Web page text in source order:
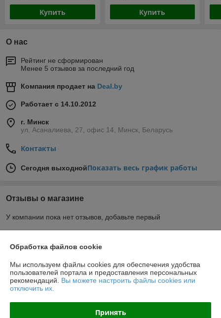
Купить Купить
О нас
Рейтинг не сформирован
Менее 5 отзывов за последний год
Компания продает на Deal.by
Работает с 14.10.2012
г. Минск
ул. Асаналиева, 27, офис 14, Минск, Беларусь
Контакты
Сегодня выходнойПоказать весь график работы
Отзывы о магазине
У компании пока нет отзывов, добавьте первый
О нас
Контакты
Доставка и оплата
Обработка файлов cookie
Мы используем файлы cookies для обеспечения удобства
пользователей портала и предоставления персональных
рекомендаций. Вы можете настроить файлы cookies или
отключить их.
Принять